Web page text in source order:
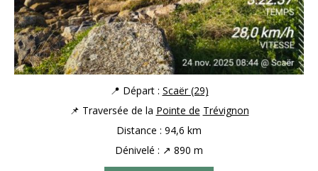
📍 Départ : Scaër (29)
📌 Traversée de la Pointe de Trévignon
Distance : 94,6 km
Dénivelé : ↗ 890 m